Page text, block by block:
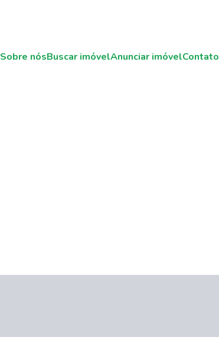
Sobre nósBuscar imóvelAnunciar imóvelContato